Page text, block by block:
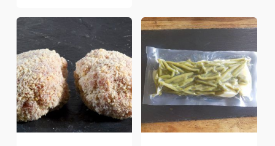
8,90 €